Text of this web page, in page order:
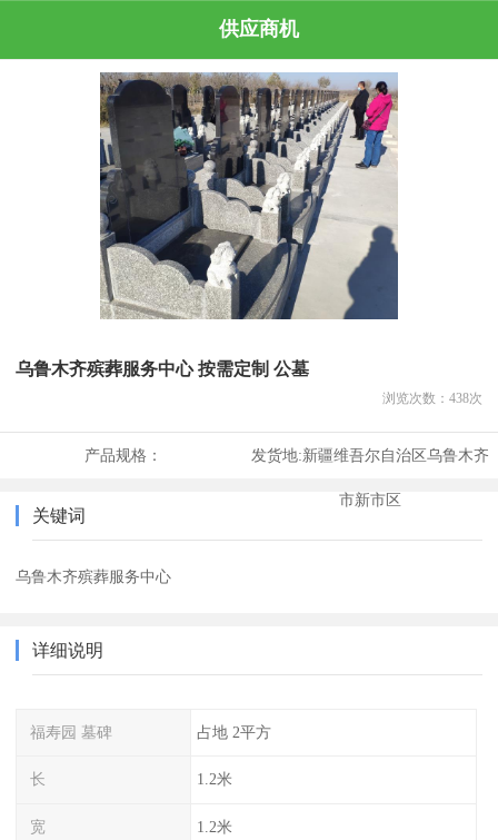
供应商机
乌鲁木齐殡葬服务中心 按需定制 公墓
浏览次数： 438次
产品规格： 发货地:新疆维吾尔自治区乌鲁木齐
市新市区
关键词
乌鲁木齐殡葬服务中心
详细说明
福寿园 墓碑 占地 2平方
长 1.2米
宽 1.2米